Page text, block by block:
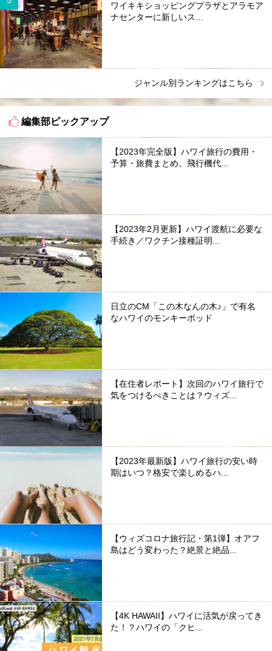
ワイキキショッピングプラザとアラモア
ナセンターに新しいス...
ジャンル別ランキングはこちら
編集部ピックアップ
【2023年完全版】ハワイ旅行の費用・
予算・旅費まとめ。飛行機代...
【2023年2月更新】ハワイ渡航に必要な
手続き／ワクチン接種証明...
日立のCM「この木なんの木♪」で有名
なハワイのモンキーポッド
【在住者レポート】次回のハワイ旅行で
気をつけるべきことは？ウィズ...
【2023年最新版】ハワイ旅行の安い時
期はいつ？格安で楽しめるハ...
【ウィズコロナ旅行記・第1弾】オアフ
島はどう変わった？絶景と絶品...
【4K HAWAII】ハワイに活気が戻ってき
た！？ハワイの「クヒ...